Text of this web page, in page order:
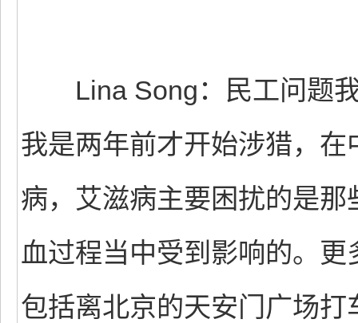
Lina Song：民工问题我
我是两年前才开始涉猎，
病，艾滋病主要困扰的是
血过程当中受到影响的。
包括离北京的天安门广场